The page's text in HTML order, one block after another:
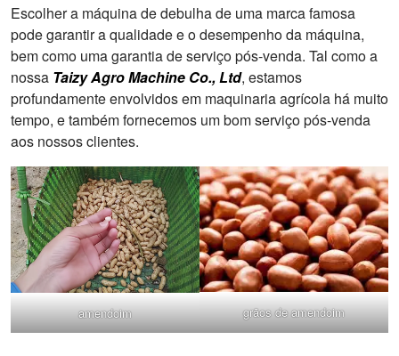
Escolher a máquina de debulha de uma marca famosa
pode garantir a qualidade e o desempenho da máquina,
bem como uma garantia de serviço pós-venda. Tal como a
nossa Taizy Agro Machine Co., Ltd, estamos
profundamente envolvidos em maquinaria agrícola há muito
tempo, e também fornecemos um bom serviço pós-venda
aos nossos clientes.
amendoim grãos de amendoim